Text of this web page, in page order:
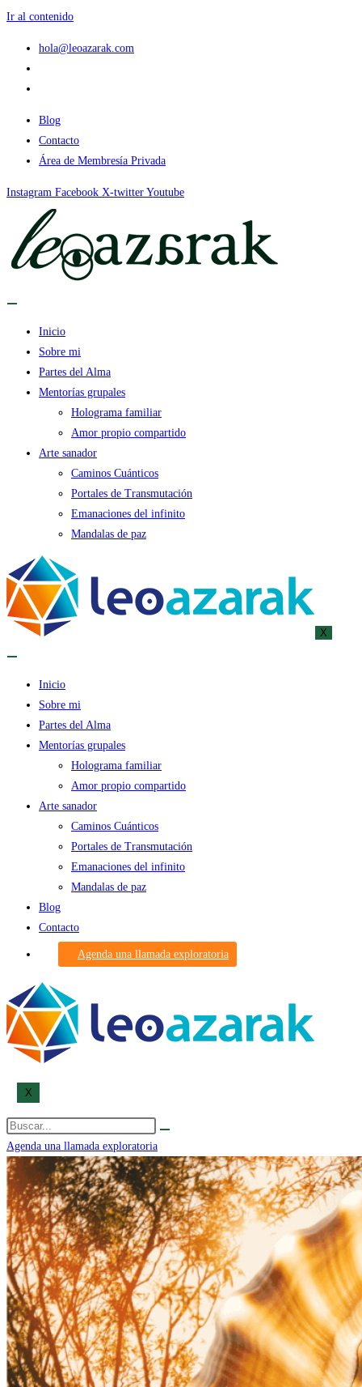
Ir al contenido
hola@leoazarak.com
Blog
Contacto
Área de Membresía Privada
Instagram Facebook X-twitter Youtube
Inicio
Sobre mi
Partes del Alma
Mentorías grupales
Holograma familiar
Amor propio compartido
Arte sanador
Caminos Cuánticos
Portales de Transmutación
Emanaciones del infinito
Mandalas de paz
X
Inicio
Sobre mi
Partes del Alma
Mentorías grupales
Holograma familiar
Amor propio compartido
Arte sanador
Caminos Cuánticos
Portales de Transmutación
Emanaciones del infinito
Mandalas de paz
Blog
Contacto
Agenda una llamada exploratoria
X
Agenda una llamada exploratoria